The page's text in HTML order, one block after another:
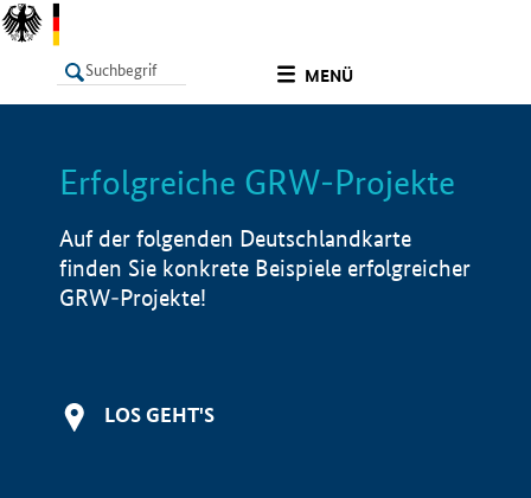
MENÜ
LISTE Info
Erfolgreiche GRW-Projekte
Auf der folgenden Deutschlandkarte
finden Sie konkrete Beispiele erfolgreicher
GRW-Projekte!
LOS GEHT'S